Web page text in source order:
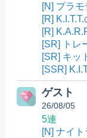
[N] プラモ
[R]
[R]
[SR] トレ
[SR] キッ
[SSR]
ゲスト
26/08/05
5連
[N] ナイ